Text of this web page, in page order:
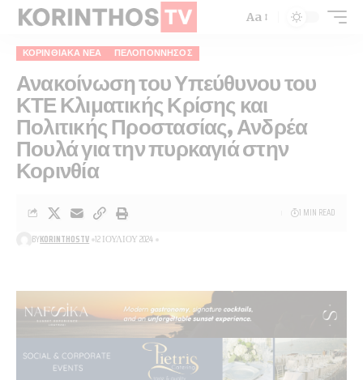
Aa
ΚΟΡΙΝΘΙΑΚΆ ΝΈΑ ΠΕΛΟΠΌΝΝΗΣΟΣ
Ανακοίνωση του Υπεύθυνου του
ΚΤΕ Κλιματικής Κρίσης και
Πολιτικής Προστασίας, Ανδρέα
Πουλά για την πυρκαγιά στην
Κορινθία
BYKORINTHOSTV 12 ΙΟΥΛΊΟΥ 2024
1 MIN READ